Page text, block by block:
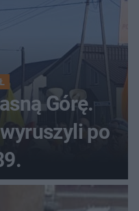
Górę.
po